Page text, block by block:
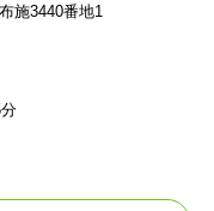
施3440番地1